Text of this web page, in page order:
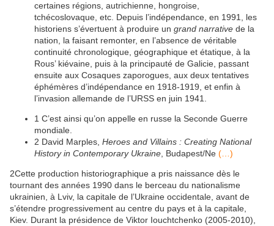
certaines régions, autrichienne, hongroise,
tchécoslovaque, etc. Depuis l’indépendance, en 1991, les
historiens s’évertuent à produire un grand narrative de la
nation, la faisant remonter, en l’absence de véritable
continuité chronologique, géographique et étatique, à la
Rous’ kiévaine, puis à la principauté de Galicie, passant
ensuite aux Cosaques zaporogues, aux deux tentatives
éphémères d’indépendance en 1918-1919, et enfin à
l’invasion allemande de l’URSS en juin 1941.
1 C’est ainsi qu’on appelle en russe la Seconde Guerre
mondiale.
2 David Marples, Heroes and Villains : Creating National
History in Contemporary Ukraine , Budapest/Ne (…)
2Cette production historiographique a pris naissance dès le
tournant des années 1990 dans le berceau du nationalisme
ukrainien, à Lviv, la capitale de l’Ukraine occidentale, avant de
s’étendre progressivement au centre du pays et à la capitale,
Kiev. Durant la présidence de Viktor Iouchtchenko (2005-2010),